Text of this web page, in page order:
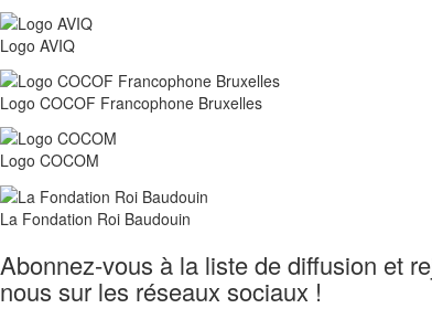
Logo AVIQ
Logo COCOF Francophone Bruxelles
Logo COCOM
La Fondation Roi Baudouin
Abonnez-vous à la liste de diffusion et
nous sur les réseaux sociaux !